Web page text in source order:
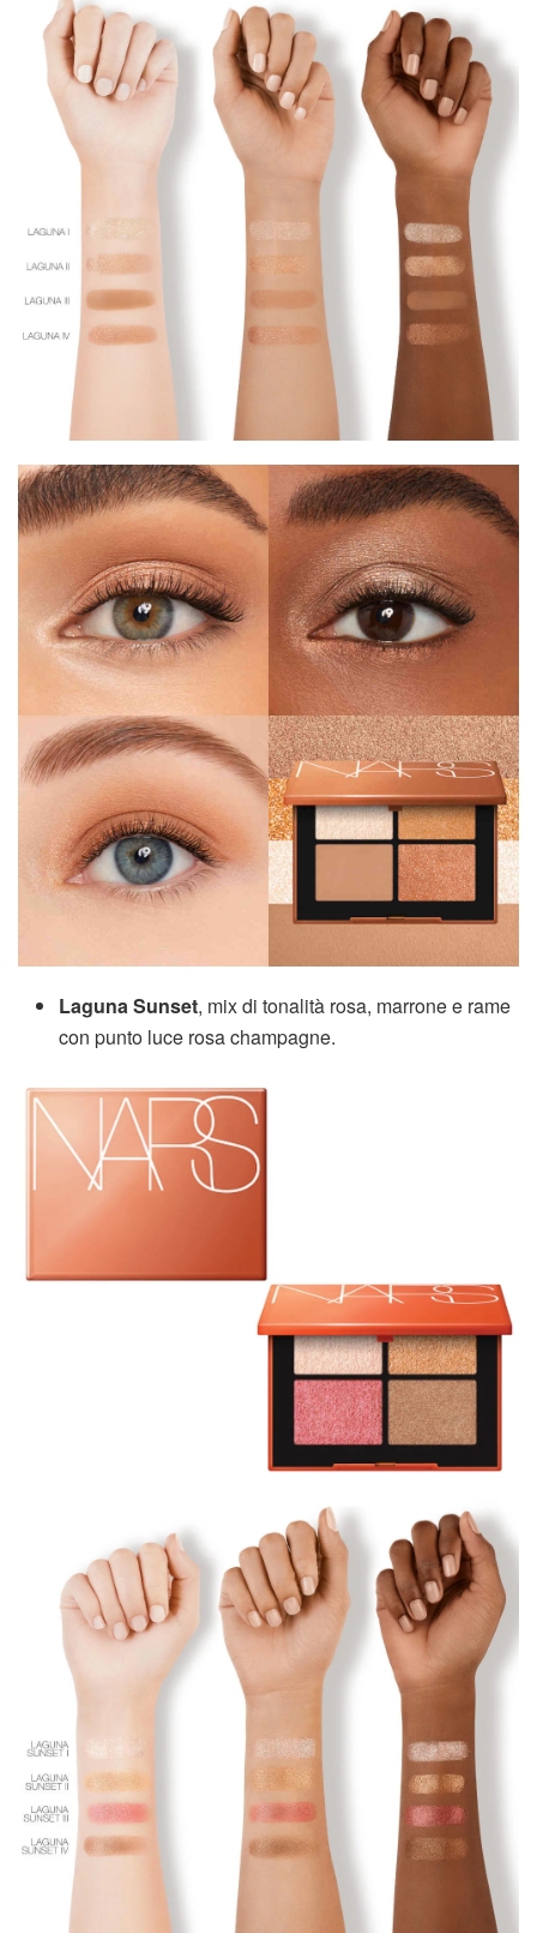
Laguna Sunset, mix di tonalità rosa, marrone e rame
con punto luce rosa champagne.